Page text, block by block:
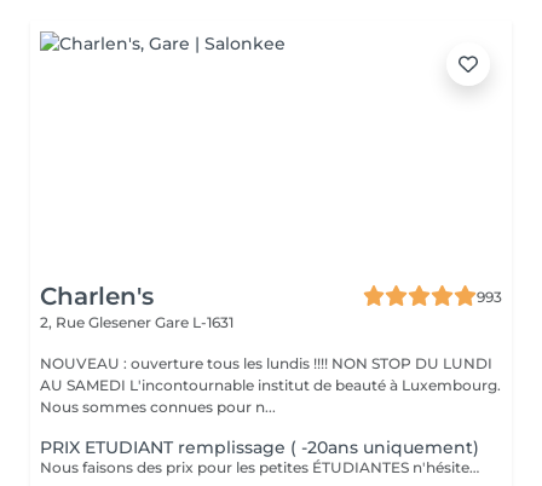
Charlen's
993
2, Rue Glesener Gare L-1631
NOUVEAU : ouverture tous les lundis !!!! NON STOP DU LUNDI
AU SAMEDI L'incontournable institut de beauté à Luxembourg.
Nous sommes connues pour n...
PRIX ETUDIANT remplissage ( -20ans uniquement)
Nous faisons des prix pour les petites ÉTUDIANTES n'hésitez pas a passer